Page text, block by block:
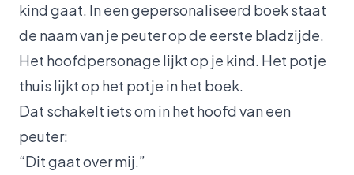
kind gaat. In een gepersonaliseerd boek staat
de naam van je peuter op de eerste bladzijde.
Het hoofdpersonage lijkt op je kind. Het potje
thuis lijkt op het potje in het boek.
Dat schakelt iets om in het hoofd van een
peuter:
“Dit gaat over mij.”